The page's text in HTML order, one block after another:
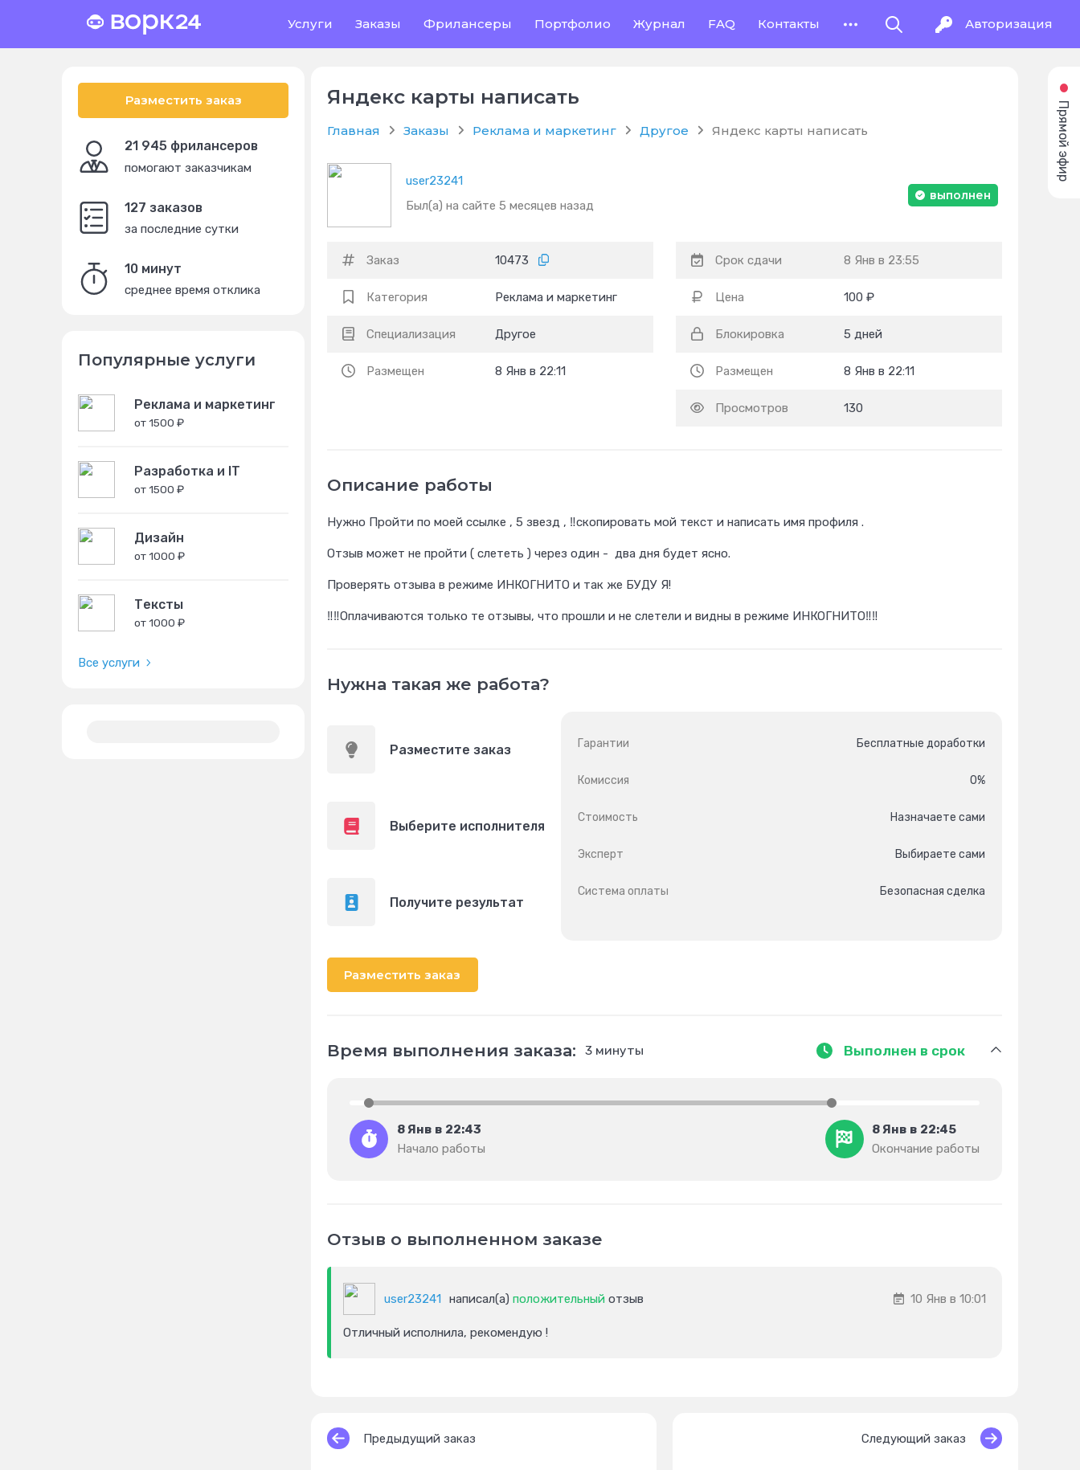
Услуги Заказы Фрилансеры Портфолио Журнал FAQ Контакты Авторизация
Разместить заказ
21 945 фрилансеров
помогают заказчикам
127 заказов
за последние сутки
10 минут
среднее время отклика
Популярные услуги
Реклама и маркетинг
от 1500 ₽
Разработка и IT
от 1500 ₽
Дизайн
от 1000 ₽
Тексты
от 1000 ₽
Все услуги
Яндекс карты написать
Главная Заказы Реклама и маркетинг Другое Яндекс карты написать
user23241
Был(а) на сайте 5 месяцев назад
выполнен
Заказ 10473
Категория Реклама и маркетинг
Специализация Другое
Размещен 8 Янв в 22:11
Срок сдачи 8 Янв в 23:55
Цена 100 ₽
Блокировка 5 дней
Размещен 8 Янв в 22:11
Просмотров 130
Описание работы
Нужно Пройти по моей ссылке , 5 звезд , ‼️скопировать мой текст и написать имя профиля .
Отзыв может не пройти ( слететь ) через один - два дня будет ясно.
Проверять отзыва в режиме ИНКОГНИТО и так же БУДУ Я!
‼️‼️Оплачиваются только те отзывы, что прошли и не слетели и видны в режиме ИНКОГНИТО‼️‼️
Нужна такая же работа?
Разместите заказ
Выберите исполнителя
Получите результат
Гарантии Бесплатные доработки
Комиссия 0%
Стоимость Назначаете сами
Эксперт Выбираете сами
Система оплаты Безопасная сделка
Разместить заказ
Время выполнения заказа: 3 минуты Выполнен в срок
8 Янв в 22:43
Начало работы
8 Янв в 22:45
Окончание работы
Отзыв о выполненном заказе
user23241 написал(а) положительный отзыв 10 Янв в 10:01
Отличный исполнила, рекомендую !
Предыдущий заказ Следующий заказ
Прямой эфир